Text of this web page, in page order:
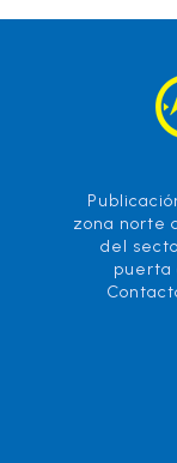
zona norte
del
puerta